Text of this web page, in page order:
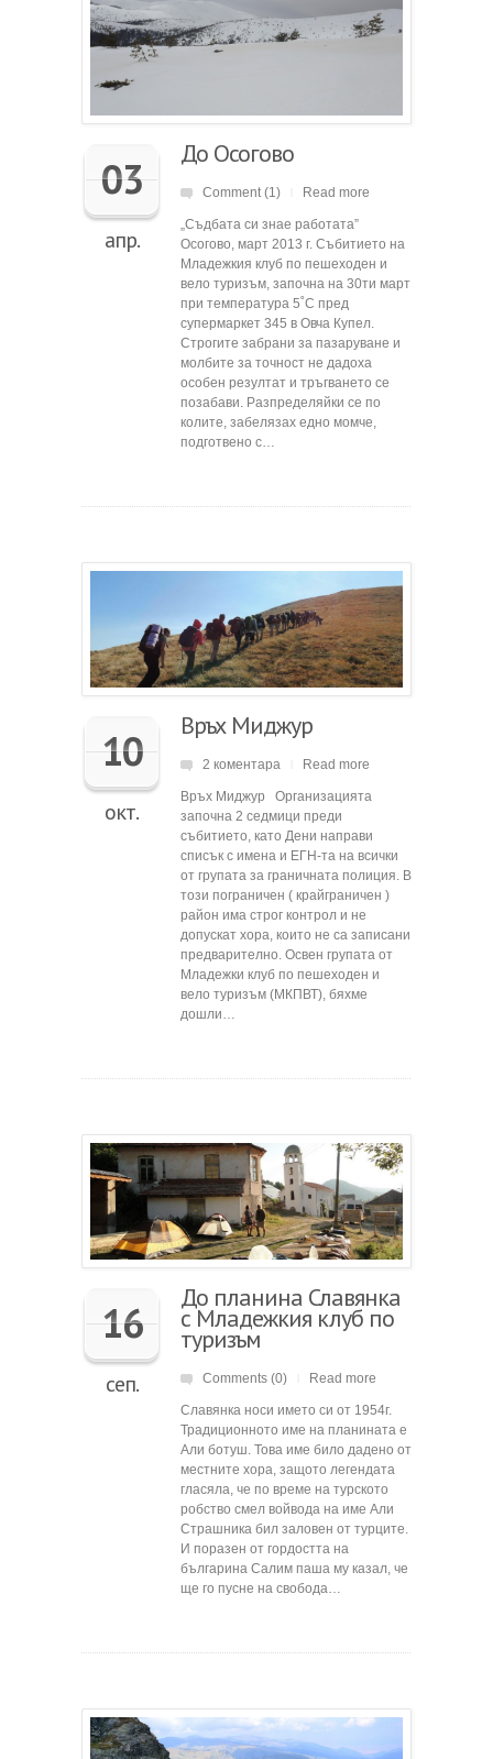
03
апр.
До Осогово
Comment (1) Read more
„Съдбата си знае работата”
Осогово, март 2013 г. Събитието на
Младежкия клуб по пешеходен и
вело туризъм, започна на 30ти март
при температура 5˚С пред
супермаркет 345 в Овча Купел.
Строгите забрани за пазаруване и
молбите за точност не дадоха
особен резултат и тръгването се
позабави. Разпределяйки се по
колите, забелязах едно момче,
подготвено с…
10
окт.
Връх Миджур
2 коментара Read more
Връх Миджур Организацията
започна 2 седмици преди
събитието, като Дени направи
списък с имена и ЕГН-та на всички
от групата за граничната полиция. В
този пограничен ( крайграничен )
район има строг контрол и не
допускат хора, които не са записани
предварително. Освен групата от
Младежки клуб по пешеходен и
вело туризъм (МКПВТ), бяхме
дошли…
16
сеп.
До планина Славянка
с Младежкия клуб по
туризъм
Comments (0) Read more
Славянка носи името си от 1954г.
Традиционното име на планината е
Али ботуш. Това име било дадено от
местните хора, защото легендата
гласяла, че по време на турското
робство смел войвода на име Али
Страшника бил заловен от турците.
И поразен от гордостта на
българина Салим паша му казал, че
ще го пусне на свобода…